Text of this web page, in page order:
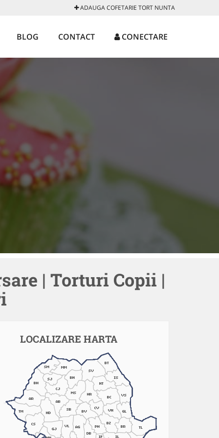
ADAUGA COFETARIE TORT NUNTA
BLOG CONTACT CONECTARE
| Torturi Copii |
LOCALIZARE HARTA